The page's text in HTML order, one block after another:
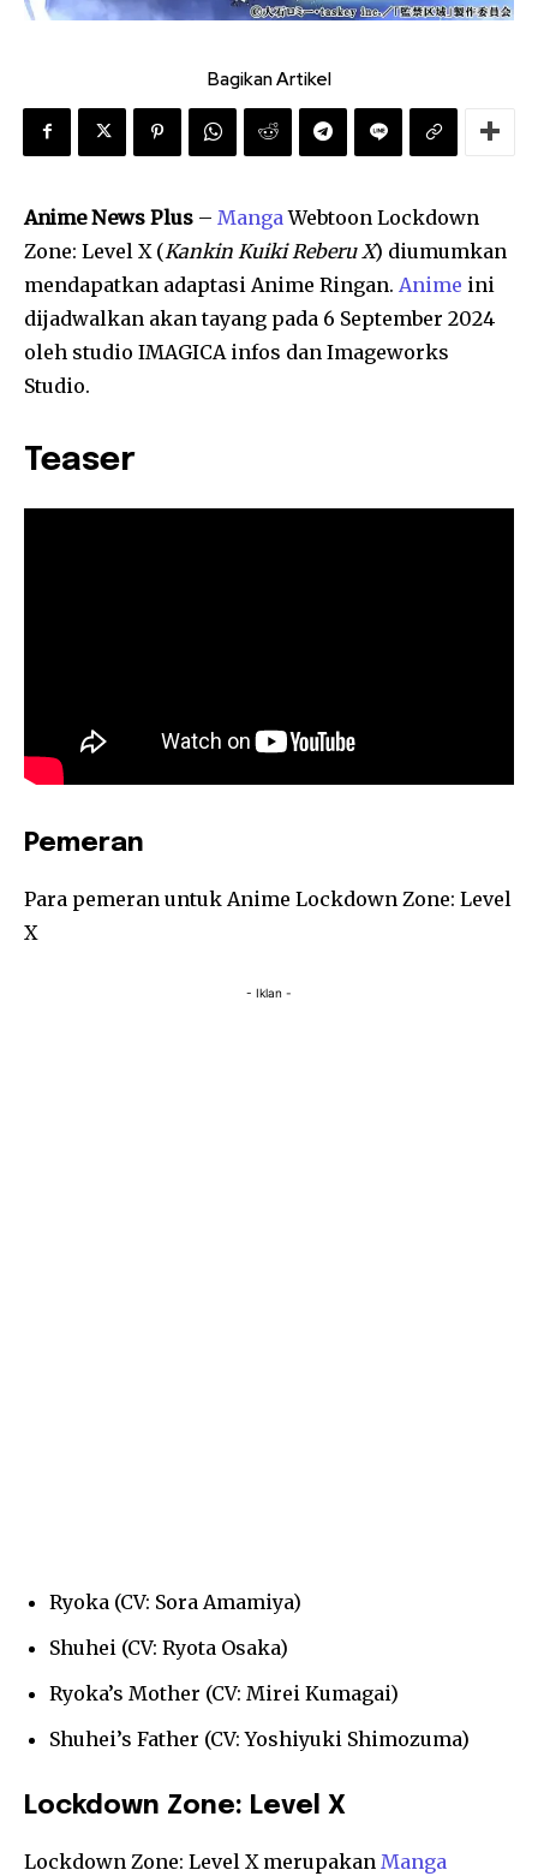
Bagikan Artikel
Anime News Plus – Manga Webtoon Lockdown
Zone: Level X (Kankin Kuiki Reberu X) diumumkan
mendapatkan adaptasi Anime Ringan. Anime ini
dijadwalkan akan tayang pada 6 September 2024
oleh studio IMAGICA infos dan Imageworks
Studio.
Teaser
Pemeran
Para pemeran untuk Anime Lockdown Zone: Level
X
- Iklan -
Ryoka (CV: Sora Amamiya)
Shuhei (CV: Ryota Osaka)
Ryoka’s Mother (CV: Mirei Kumagai)
Shuhei’s Father (CV: Yoshiyuki Shimozuma)
Lockdown Zone: Level X
Lockdown Zone: Level X merupakan Manga